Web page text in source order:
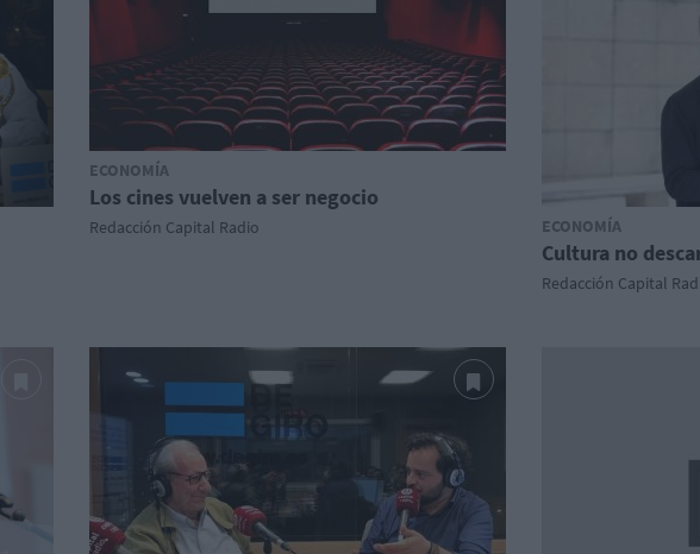
ECONOMÍA
Los cines vuelven a ser negocio
Redacción Capital Radio ECONOMÍA
Cultura no
Redacción Capital